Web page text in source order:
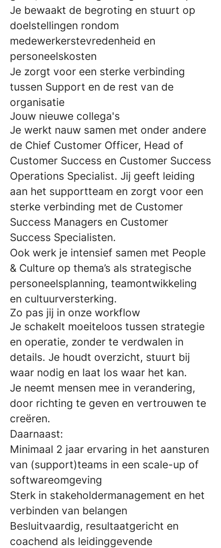
Je bewaakt de begroting en stuurt op
doelstellingen rondom
medewerkerstevredenheid en
personeelskosten
Je zorgt voor een sterke verbinding
tussen Support en de rest van de
organisatie
Jouw nieuwe collega's
Je werkt nauw samen met onder andere
de Chief Customer Officer, Head of
Customer Success en Customer Success
Operations Specialist. Jij geeft leiding
aan het supportteam en zorgt voor een
sterke verbinding met de Customer
Success Managers en Customer
Success Specialisten.
Ook werk je intensief samen met People
& Culture op thema’s als strategische
personeelsplanning, teamontwikkeling
en cultuurversterking.
Zo pas jij in onze workflow
Je schakelt moeiteloos tussen strategie
en operatie, zonder te verdwalen in
details. Je houdt overzicht, stuurt bij
waar nodig en laat los waar het kan.
Je neemt mensen mee in verandering,
door richting te geven en vertrouwen te
creëren.
Daarnaast:
Minimaal 2 jaar ervaring in het aansturen
van (support)teams in een scale-up of
softwareomgeving
Sterk in stakeholdermanagement en het
verbinden van belangen
Besluitvaardig, resultaatgericht en
coachend als leidinggevende